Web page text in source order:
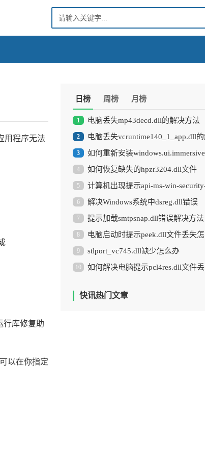
用程序无法
行库修复助
以在你指定
日榜 周榜 月榜
1 电脑丢失mp43decd.dll的解决方法
2 电脑丢失vcruntime140_1_app.dll
3 如何重新安装
4 如何恢复缺失的hpzr3204.dll文件
5
6 解决Windows系统中dsreg.dll错误
7 提示加载smtpsnap.dll错误解决方法
8 电脑启动时提示peek.dll文件丢失怎
9 stlport_vc745.dll缺少怎么办
10
快讯热门文章